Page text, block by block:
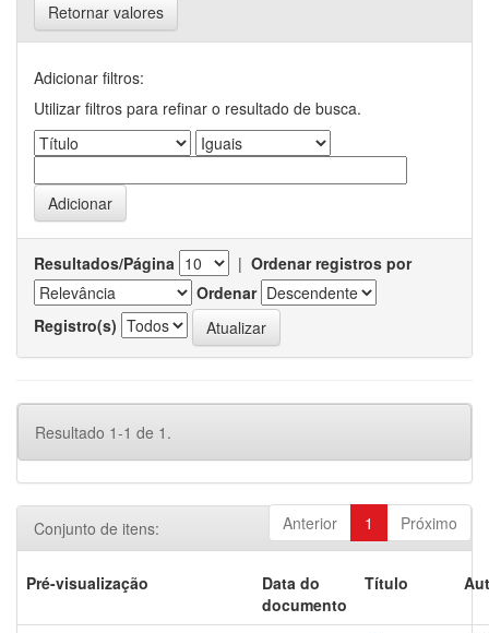
Retornar valores
Adicionar filtros:
Utilizar filtros para refinar o resultado de busca.
Resultados/Página | Ordenar registros por
Ordenar
Registro(s)
Resultado 1-1 de 1.
Anterior 1 Próximo
Conjunto de itens:
Pré-visualização
Data do
documento
Título